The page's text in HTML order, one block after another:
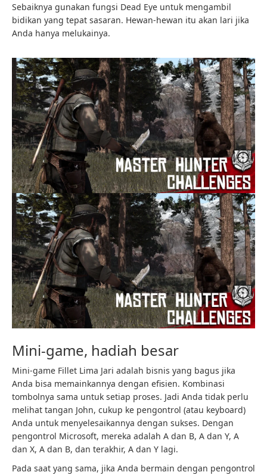
Sebaiknya gunakan fungsi Dead Eye untuk mengambil
bidikan yang tepat sasaran. Hewan-hewan itu akan lari jika
Anda hanya melukainya.
Mini-game, hadiah besar
Mini-game Fillet Lima Jari adalah bisnis yang bagus jika
Anda bisa memainkannya dengan efisien. Kombinasi
tombolnya sama untuk setiap proses. Jadi Anda tidak perlu
melihat tangan John, cukup ke pengontrol (atau keyboard)
Anda untuk menyelesaikannya dengan sukses. Dengan
pengontrol Microsoft, mereka adalah A dan B, A dan Y, A
dan X, A dan B, dan terakhir, A dan Y lagi.
Pada saat yang sama, jika Anda bermain dengan pengontrol